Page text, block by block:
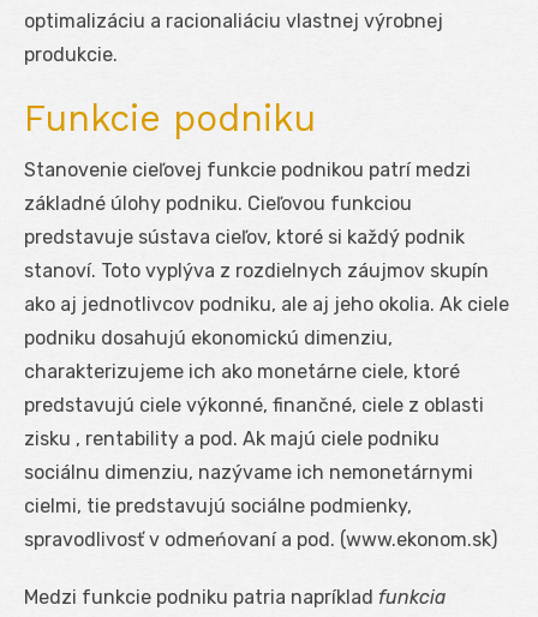
optimalizáciu a racionaliáciu vlastnej výrobnej
produkcie.
Funkcie podniku
Stanovenie cieľovej funkcie podnikou patrí medzi
základné úlohy podniku. Cieľovou funkciou
predstavuje sústava cieľov, ktoré si každý podnik
stanoví. Toto vyplýva z rozdielnych záujmov skupín
ako aj jednotlivcov podniku, ale aj jeho okolia. Ak ciele
podniku dosahujú ekonomickú dimenziu,
charakterizujeme ich ako monetárne ciele, ktoré
predstavujú ciele výkonné, finančné, ciele z oblasti
zisku , rentability a pod. Ak majú ciele podniku
sociálnu dimenziu, nazývame ich nemonetárnymi
cielmi, tie predstavujú sociálne podmienky,
spravodlivosť v odmeńovaní a pod. (www.ekonom.sk)
Medzi funkcie podniku patria napríklad funkcia